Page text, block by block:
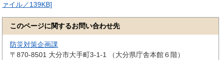
ァイル／139KB]
このページに関するお問い合わせ先
防災対策企画課
〒870-8501 大分市大手町3-1-1 （大分県庁舎本館６階）